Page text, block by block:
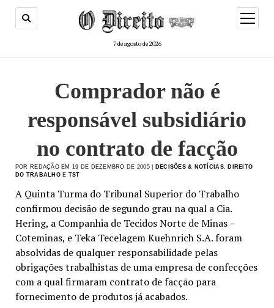
7 de agosto de 2026
menu
de
Comprador não é
responsável subsidiário
no contrato de facção
POR REDAÇÃO EM 19 DE DEZEMBRO DE 2005 | DECISÕES & NOTÍCIAS,
DIREITO
DO TRABALHOE TST
A Quinta Turma do Tribunal Superior do Trabalho
confirmou decisão de segundo grau na qual a Cia.
Hering, a Companhia de Tecidos Norte de Minas –
Coteminas, e Teka Tecelagem Kuehnrich S.A. foram
absolvidas de qualquer responsabilidade pelas
obrigações trabalhistas de uma empresa de confecções
com a qual firmaram contrato de facção para
fornecimento de produtos já acabados.